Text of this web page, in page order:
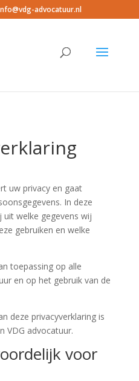
advocatuur.nl
uw privacy en gaat
In deze
uit welke gegevens wij
gebruiken en welke
toepassing op alle
en op het gebruik van de
deze privacyverklaring is
VDG advocatuur.
voor